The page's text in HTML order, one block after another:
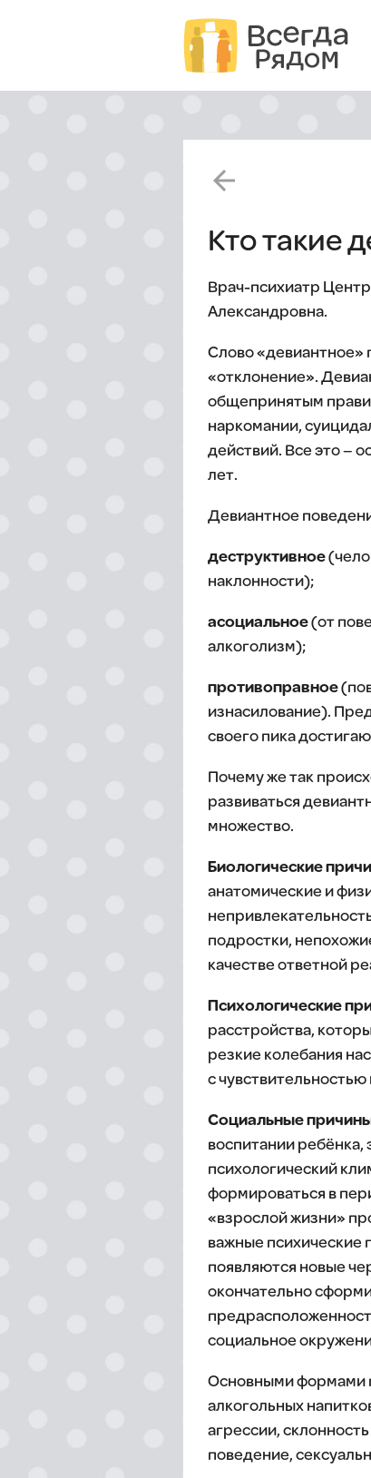
arrow_back
Кто такие
Врач-психиатр
Александровна.
Слово «девиантное»
«отклонение».
общепринятым
наркомании,
действий. Все это –
лет.
Девиантное
деструктивное
наклонности);
асоциальное(от
алкоголизм);
противоправное
изнасилование).
своего пика
Почему же так
развиваться
множество.
Биологические
анатомические и
подростки,
качестве ответной
Психологические
расстройства,
резкие колебания
с
Социальные
воспитании
психологический
формироваться в
«взрослой жизни»
важные психические
появляются новые
окончательно
социальное
Основными формами
алкогольных
агрессии,
поведение,